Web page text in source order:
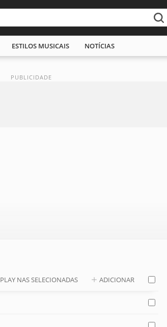
ESTILOS MUSICAIS NOTÍCIAS
PLAY NAS SELECIONADAS ADICIONAR